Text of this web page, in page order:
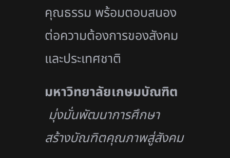
คุณธรรม พร้อมตอบสนอง
ต่อความต้องการของสังคม
และประเทศชาติ
มหาวิทยาลัยเกษมบัณฑิต
มุ่งมั่นพัฒนาการศึกษา
สร้างบัณฑิตคุณภาพสู่สังคม